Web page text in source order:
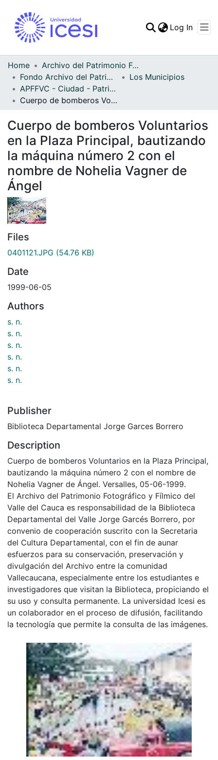
Statistics
Log In
Home
Archivo del Patrimonio Fotográfico y Fílmico del Valle del Cauca
Fondo Archivo del Patrimonio Fotográfico y Fílmico del Valle del Cauca
Los Municipios
APFFVC - Ciudad - Patrimonial
Cuerpo de bomberos Voluntarios en la Plaza Principal, bautizando la máquina número 2 con el nombre de Nohelia Vagner de Ángel
Cuerpo de bomberos Voluntarios
en la Plaza Principal, bautizando
la máquina número 2 con el
nombre de Nohelia Vagner de
Ángel
Files
0401121.JPG (54.76 KB)
Date
1999-06-05
Authors
s. n.
s. n.
s. n.
s. n.
s. n.
s. n.
Publisher
Biblioteca Departamental Jorge Garces Borrero
Description
Cuerpo de bomberos Voluntarios en la Plaza Principal,
bautizando la máquina número 2 con el nombre de
Nohelia Vagner de Ángel. Versalles, 05-06-1999.
El Archivo del Patrimonio Fotográfico y Fílmico del
Valle del Cauca es responsabilidad de la Biblioteca
Departamental del Valle Jorge Garcés Borrero, por
convenio de cooperación suscrito con la Secretaria
del Cultura Departamental, con el fin de aunar
esfuerzos para su conservación, preservación y
divulgación del Archivo entre la comunidad
Vallecaucana, especialmente entre los estudiantes e
investigadores que visitan la Biblioteca, propiciando el
su uso y consulta permanente. La universidad Icesi es
un colaborador en el proceso de difusión, facilitando
la tecnología que permite la consulta de las imágenes.